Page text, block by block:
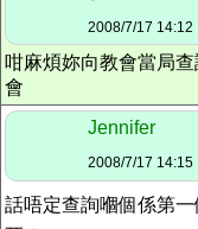
2008/7/17 14:12
咁麻煩妳向教會當局
會
Jennifer
2008/7/17 14:15
話唔定查詢嗰個係第